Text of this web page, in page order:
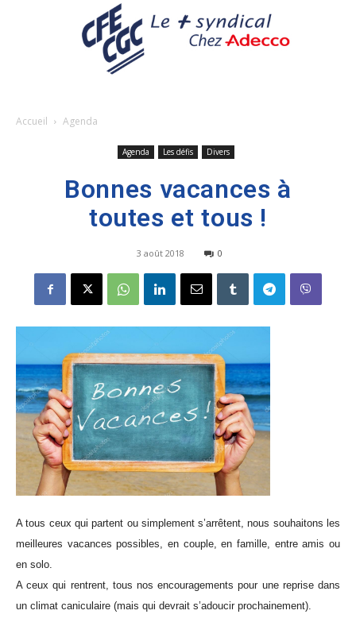
Accueil Agenda
Agenda Les défis Divers
Bonnes vacances à
toutes et tous !
3 août 2018 0
A tous ceux qui partent ou simplement s’arrêtent, nous souhaitons les
meilleures vacances possibles, en couple, en famille, entre amis ou
en solo.
A ceux qui rentrent, tous nos encouragements pour une reprise dans
un climat caniculaire (mais qui devrait s’adoucir prochainement).